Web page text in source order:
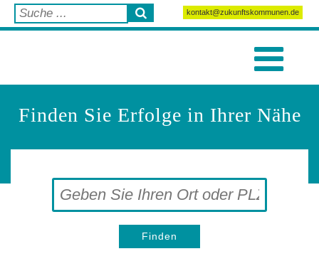
kontakt@zukunftskommunen.de
Finden Sie Erfolge in Ihrer Nähe